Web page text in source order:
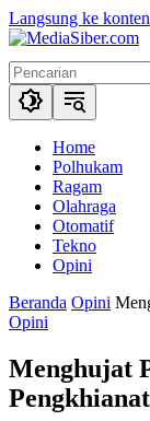
Langsung ke konten
Home
Polhukam
Ragam
Olahraga
Otomatif
Tekno
Opini
Beranda Opini
Opini
Menghujat
Pengkhianat